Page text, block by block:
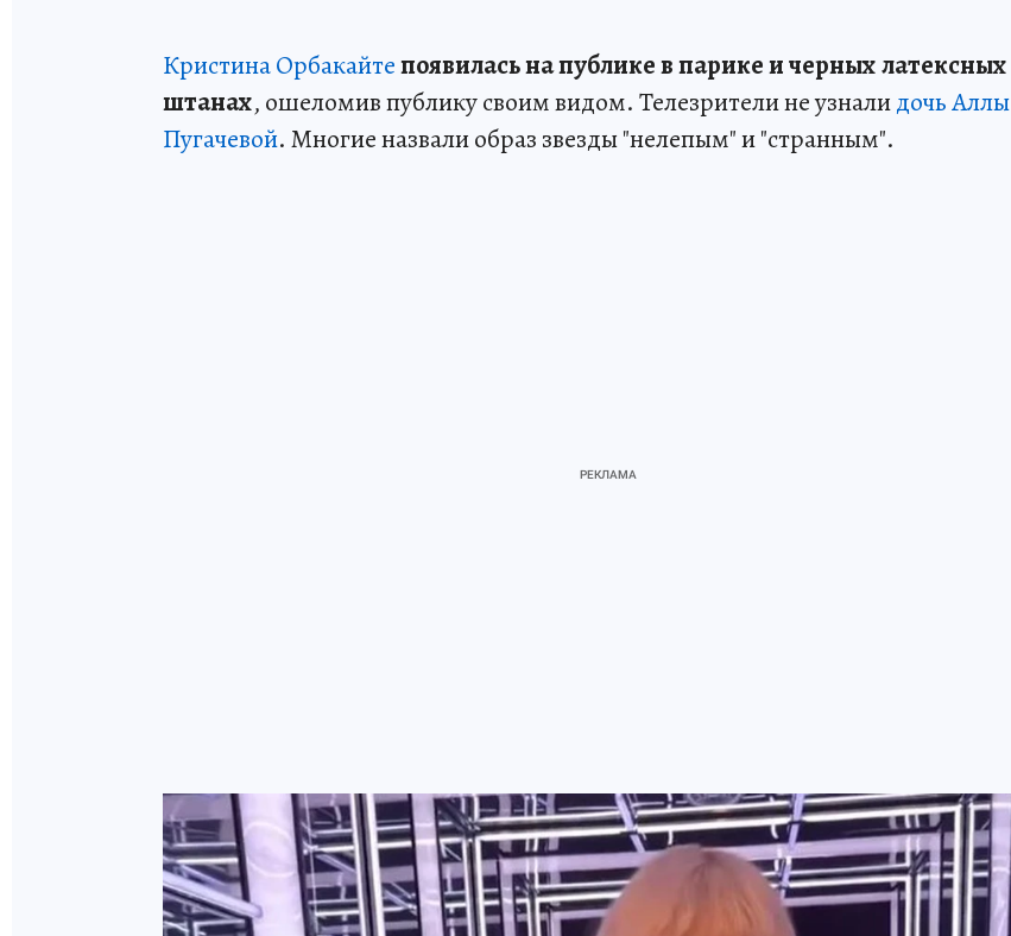
Кристина Орбакайтепоявилась на публике в парике и черных латексных
штанах, ошеломив публику своим видом. Телезрители не узналидочь Аллы
Пугачевой. Многие назвали образ звезды "нелепым" и "странным".